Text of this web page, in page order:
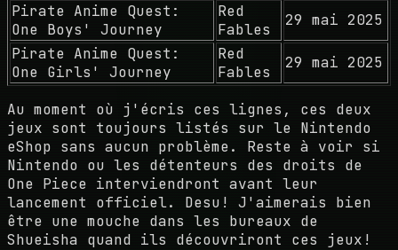
Pirate Anime Quest:
One Boys' Journey
Red
Fables
29 mai 2025
Pirate Anime Quest:
One Girls' Journey
Red
Fables
29 mai 2025
Au moment où j'écris ces lignes, ces deux
jeux sont toujours listés sur le Nintendo
eShop sans aucun problème. Reste à voir si
Nintendo ou les détenteurs des droits de
One Piece interviendront avant leur
lancement officiel. Desu! J'aimerais bien
être une mouche dans les bureaux de
Shueisha quand ils découvriront ces jeux!